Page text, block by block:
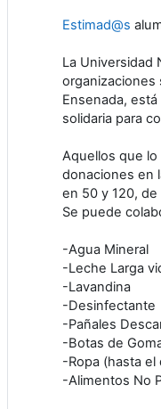
Estimad@s
La Universidad
organizaciones
Ensenada,
solidaria para
Aquellos que
donaciones en
en 50 y 120,
Se puede
-Agua Mineral
-Leche Larga
-Lavandina
-Desinfectante
-Pañales
-Botas de
-Ropa (hasta el
-Alimentos No